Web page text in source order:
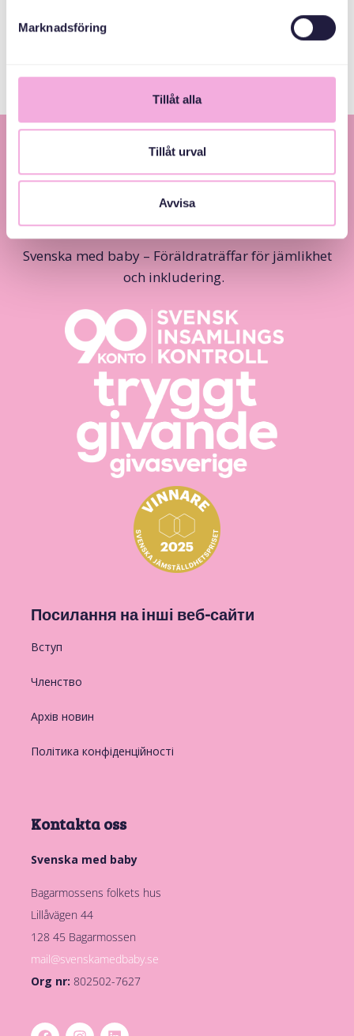
Marknadsföring
Tillåt alla
Tillåt urval
Avvisa
Svenska med baby – Föräldraträffar för jämlikhet
och inkludering.
Посилання на інші веб-сайти
Вступ
Членство
Архів новин
Політика конфіденційності
Kontakta oss
Svenska med baby
Bagarmossens folkets hus
Lillåvägen 44
128 45 Bagarmossen
mail@svenskamedbaby.se
Org nr: 802502-7627